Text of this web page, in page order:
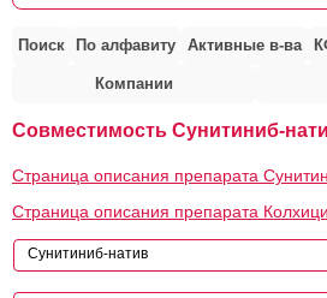
Поиск По алфавиту Активные в-ва
Компании
Совместимость Сунитиниб-
Страница описания препарата
Страница описания препарата